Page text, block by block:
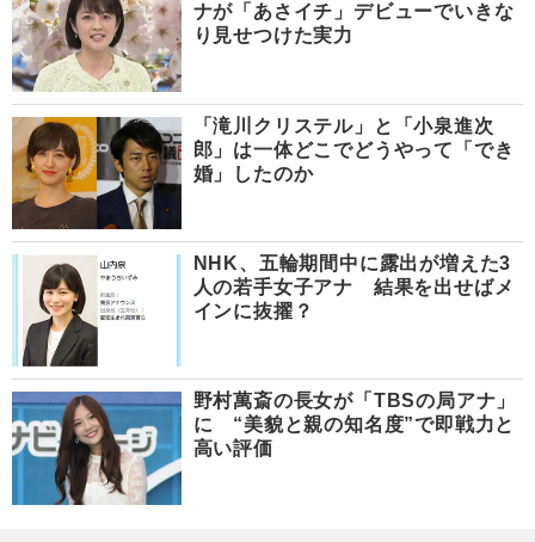
ナが「あさイチ」デビューでいきな
り見せつけた実力
「滝川クリステル」と「小泉進次
郎」は一体どこでどうやって「でき
婚」したのか
NHK、五輪期間中に露出が増えた3
人の若手女子アナ 結果を出せばメ
インに抜擢？
野村萬斎の長女が「TBSの局アナ」
に “美貌と親の知名度”で即戦力と
高い評価